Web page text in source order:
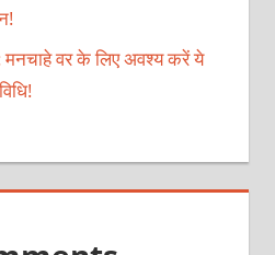
मनचाहे वर के लिए अवश्य करें ये